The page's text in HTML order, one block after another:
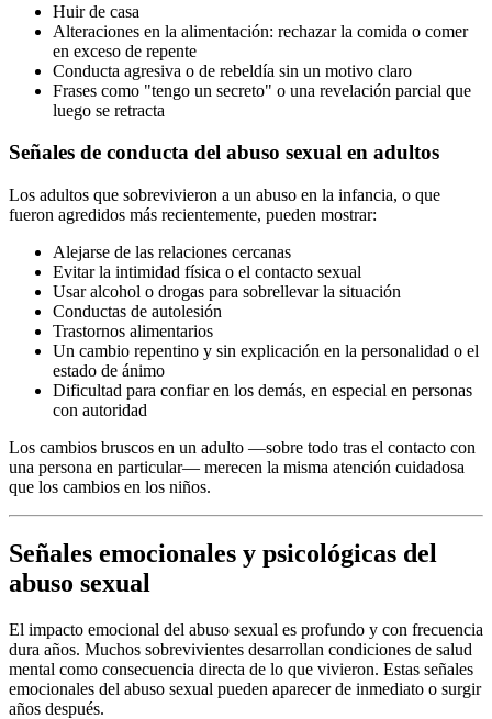
Huir de casa
Alteraciones en la alimentación: rechazar la comida o comer
en exceso de repente
Conducta agresiva o de rebeldía sin un motivo claro
Frases como "tengo un secreto" o una revelación parcial que
luego se retracta
Señales de conducta del abuso sexual en adultos
Los adultos que sobrevivieron a un abuso en la infancia, o que
fueron agredidos más recientemente, pueden mostrar:
Alejarse de las relaciones cercanas
Evitar la intimidad física o el contacto sexual
Usar alcohol o drogas para sobrellevar la situación
Conductas de autolesión
Trastornos alimentarios
Un cambio repentino y sin explicación en la personalidad o el
estado de ánimo
Dificultad para confiar en los demás, en especial en personas
con autoridad
Los cambios bruscos en un adulto —sobre todo tras el contacto con
una persona en particular— merecen la misma atención cuidadosa
que los cambios en los niños.
Señales emocionales y psicológicas del
abuso sexual
El impacto emocional del abuso sexual es profundo y con frecuencia
dura años. Muchos sobrevivientes desarrollan condiciones de salud
mental como consecuencia directa de lo que vivieron. Estas señales
emocionales del abuso sexual pueden aparecer de inmediato o surgir
años después.